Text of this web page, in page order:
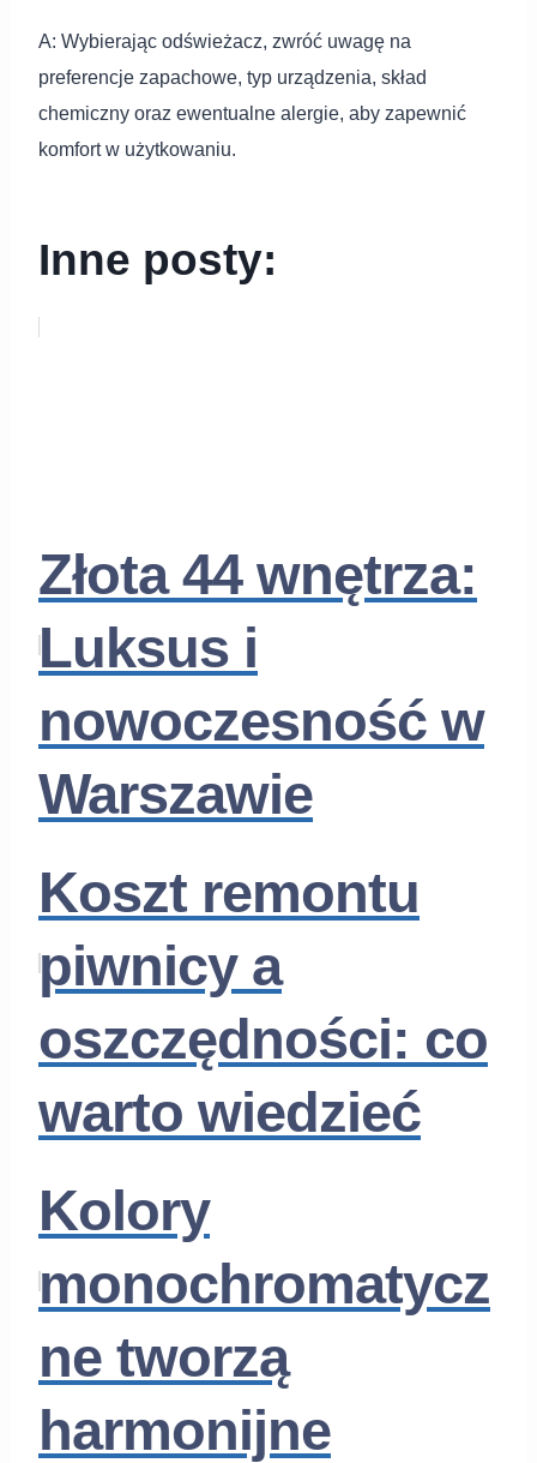
A: Wybierając odświeżacz, zwróć uwagę na
preferencje zapachowe, typ urządzenia, skład
chemiczny oraz ewentualne alergie, aby zapewnić
komfort w użytkowaniu.
Inne posty:
Złota 44 wnętrza:
Luksus i
nowoczesność w
Warszawie
Koszt remontu
piwnicy a
oszczędności: co
warto wiedzieć
Kolory
monochromatycz
ne tworzą
harmonijne